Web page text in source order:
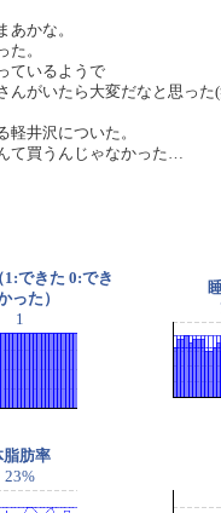
あかな。
た。
ているようで
んがいたら大変だなと思った
軽井沢についた。
て買うんじゃなかった…
1:できた 0:でき
った）
1
脂肪率
23%